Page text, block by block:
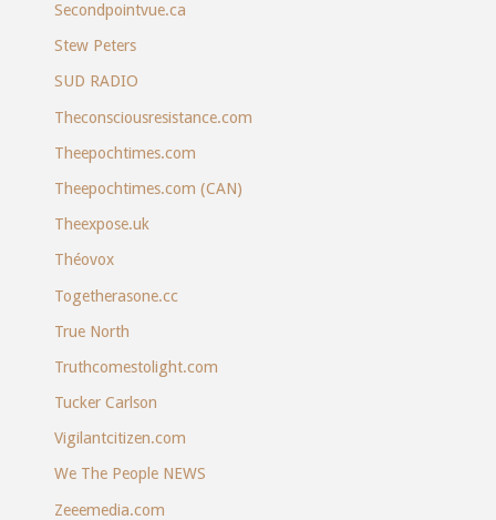
Secondpointvue.ca
Stew Peters
SUD RADIO
Theconsciousresistance.com
Theepochtimes.com
Theepochtimes.com (CAN)
Theexpose.uk
Théovox
Togetherasone.cc
True North
Truthcomestolight.com
Tucker Carlson
Vigilantcitizen.com
We The People NEWS
Zeeemedia.com